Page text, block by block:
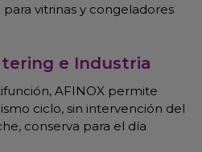
vitrinas y congeladores
e Industria
AFINOX permite
ciclo, sin intervención del
conserva para el día